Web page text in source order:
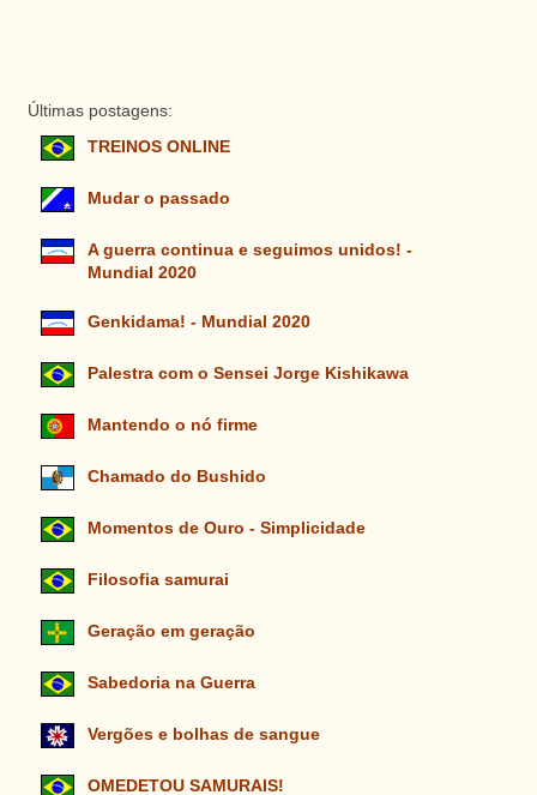
Últimas postagens:
TREINOS ONLINE
Mudar o passado
A guerra continua e seguimos unidos! -
Mundial 2020
Genkidama! - Mundial 2020
Palestra com o Sensei Jorge Kishikawa
Mantendo o nó firme
Chamado do Bushido
Momentos de Ouro - Simplicidade
Filosofia samurai
Geração em geração
Sabedoria na Guerra
Vergões e bolhas de sangue
OMEDETOU SAMURAIS!